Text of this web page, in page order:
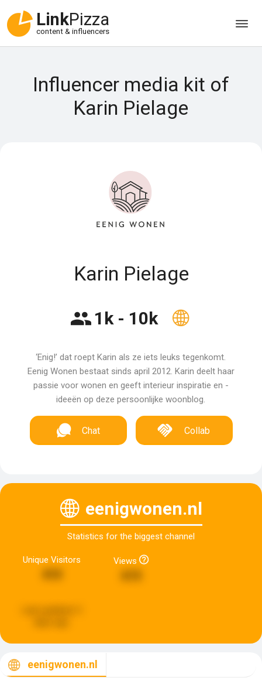
LinkPizza
content & influencers
Influencer media kit of
Karin Pielage
Karin Pielage
1k - 10k
‘Enig!’ dat roept Karin als ze iets leuks tegenkomt.
Eenig Wonen bestaat sinds april 2012. Karin deelt haar
passie voor wonen en geeft interieur inspiratie en -
ideeën op deze persoonlijke woonblog.
Chat Collab
eenigwonen.nl
Statistics for the biggest channel
Unique Visitors Views
eenigwonen.nl